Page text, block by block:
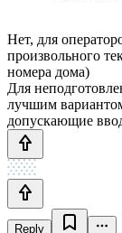
Нет, для
произвольного
номера дома)
Для
лучшим
допускающие
Reply